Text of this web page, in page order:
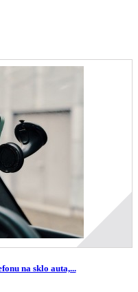
na sklo auta,...